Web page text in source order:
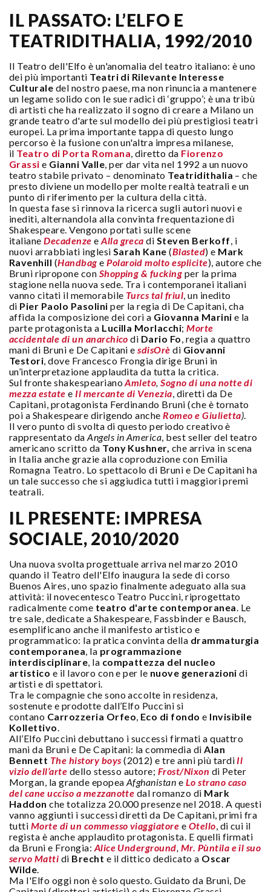
IL PASSATO: L’ELFO E
TEATRIDITHALIA, 1992/2010
Il Teatro dell'Elfo è un'anomalia del teatro italiano: è uno
dei più importanti Teatri di Rilevante Interesse
Culturale del nostro paese, ma non rinuncia a mantenere
un legame solido con le sue radici di ‘gruppo’; è una tribù
di artisti che ha realizzato il sogno di creare a Milano un
grande teatro d'arte sul modello dei più prestigiosi teatri
europei. La prima importante tappa di questo lungo
percorso è la fusione con un'altra impresa milanese,
il Teatro di Porta Romana, diretto da Fiorenzo
Grassi e Gianni Valle, per dar vita nel 1992 a un nuovo
teatro stabile privato – denominato Teatridithalia – che
presto diviene un modello per molte realtà teatrali e un
punto di riferimento per la cultura della città.
In questa fase si rinnova la ricerca sugli autori nuovi e
inediti, alternandola alla convinta frequentazione di
Shakespeare. Vengono portati sulle scene
italianeDecadenze eAlla greca di Steven Berkoff, i
nuovi arrabbiati inglesi Sarah Kane (Blasted) e Mark
Ravenhill (Handbag ePolaroid molto esplicite), autore che
Bruni ripropone con Shopping & fucking per la prima
stagione nella nuova sede. Tra i contemporanei italiani
vanno citati il memorabile Turcs tal friul, un inedito
di Pier Paolo Pasolini per la regia di De Capitani, cha
affida la composizione dei cori a Giovanna Marini e la
parte protagonista a Lucilla Morlacchi;Morte
accidentale di un anarchico di Dario Fo, regia a quattro
mani di Bruni e De Capitani esdisOrè di Giovanni
Testori, dove Francesco Frongia dirige Bruni in
un’interpretazione applaudita da tutta la critica.
Sul fronte shakespearianoAmleto,Sogno di una notte di
mezza estatee Il mercante di Venezia, diretti da De
Capitani, protagonista Ferdinando Bruni (che è tornato
poi a Shakespeare dirigendo ancheRomeo e Giulietta).
Il vero punto di svolta di questo periodo creativo è
rappresentato daAngels in America, best seller del teatro
americano scritto da Tony Kushner, che arriva in scena
in Italia anche grazie alla coproduzione con Emilia
Romagna Teatro. Lo spettacolo di Bruni e De Capitani ha
un tale successo che si aggiudica tutti i maggiori premi
teatrali.
IL PRESENTE: IMPRESA
SOCIALE, 2010/2020
Una nuova svolta progettuale arriva nel marzo 2010
quando il Teatro dell'Elfo inaugura la sede di corso
Buenos Aires, uno spazio finalmente adeguato alla sua
attività: il novecentesco Teatro Puccini, riprogettato
radicalmente come teatro d'arte contemporanea. Le
tre sale, dedicate a Shakespeare, Fassbinder e Bausch,
esemplificano anche il manifesto artistico e
programmatico: la pratica convinta della drammaturgia
contemporanea, la programmazione
interdisciplinare, la compattezza del nucleo
artistico e il lavoro con e per le nuove generazioni di
artisti e di spettatori.
Tra le compagnie che sono accolte in residenza,
sostenute e prodotte dall’Elfo Puccini si
contano Carrozzeria Orfeo, Eco di fondo e Invisibile
Kollettivo.
All’Elfo Puccini debuttano i successi firmati a quattro
mani da Bruni e De Capitani: la commedia diAlan
Bennett The history boys (2012) e tre anni più tardi Il
vizio dell’arte dello stesso autore; Frost/Nixon di Peter
Morgan, la grande epopea Afghanistan e Lo strano caso
del cane ucciso a mezzanotte dal romanzo di Mark
Haddon che totalizza 20.000 presenze nel 2018. A questi
vanno aggiunti i successi diretti da De Capitani, primi fra
tutti Morte di un commesso viaggiatore e Otello, di cui il
regista è anche applaudito protagonista. E quelli firmati
da Bruni e Frongia: Alice Underground, Mr. Pùntila e il suo
servo Matti di Brecht e il dittico dedicato a Oscar
Wilde.
Ma l'Elfo oggi non è solo questo. Guidato da Bruni, De